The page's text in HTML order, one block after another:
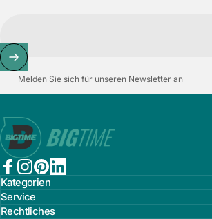
Melden Sie sich für unseren Newsletter an
Bigtime.de
Facebook
Instagram
PinterestLinkedIn
Kategorien
Service
Rechtliches